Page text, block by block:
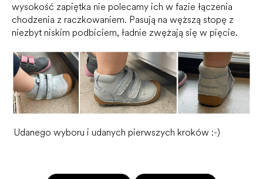
wysokość zapiętka nie polecamy ich w fazie łączenia
chodzenia z raczkowaniem. Pasują na węższą stopę z
niezbyt niskim podbiciem, ładnie zwężają się w pięcie.
Udanego wyboru i udanych pierwszych kroków :-)